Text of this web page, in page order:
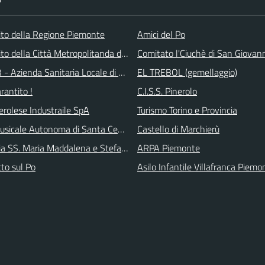
della Regione Piemonte
della Città Metropolitanda di Torino
- Azienda Sanitaria Locale di Collegno e Pinerolo
!
Industraile SpA
Autonoma di Santa Cecilia
SS. Maria Maddalena e Stefano
sul Po
Amici del Po
Comitato l'Ciuchè di San
EL TREBOL (gemellaggio)
C.I.S.S. Pinerolo
Turismo Torino e Provincia
Castello di Marchierù
ARPA Piemonte
Asilo Infantile Villafranca